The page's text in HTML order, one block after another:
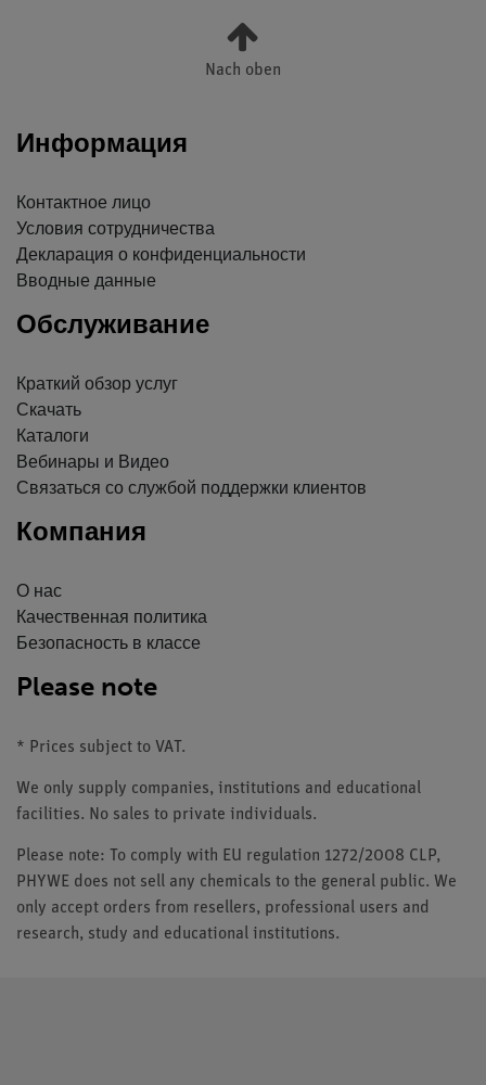
Nach oben
Информация
Контактное лицо
Условия сотрудничества
Декларация о конфиденциальности
Вводные данные
Обслуживание
Краткий обзор услуг
Скачать
Каталоги
Вебинары и Видео
Связаться со службой поддержки клиентов
Компания
О нас
Качественная политика
Безопасность в классе
Please note
* Prices subject to VAT.
We only supply companies, institutions and educational
facilities. No sales to private individuals.
Please note: To comply with EU regulation 1272/2008 CLP,
PHYWE does not sell any chemicals to the general public. We
only accept orders from resellers, professional users and
research, study and educational institutions.